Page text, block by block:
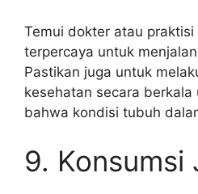
Temui dokter atau
terpercaya untuk
Pastikan juga untuk
kesehatan secara berkala
bahwa kondisi tubuh
9. Konsumsi